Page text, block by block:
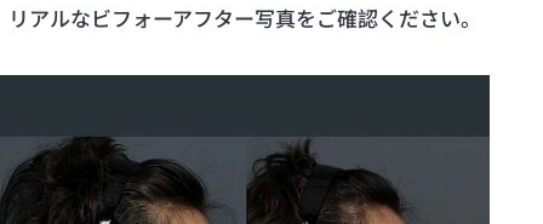
リアルなビフォーアフター写真をご確認ください。